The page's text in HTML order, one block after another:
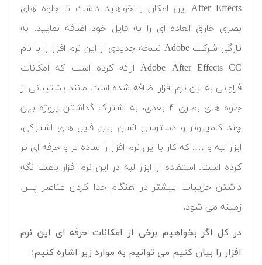
After Effects این امکان را خواهید داشت تا جلوه های
بصری خارق العاده ای را به فایل خود اضافه نمایید. به
تازگی شرکت Adobe نسخه جدیدی از این نرم افزار را با نام
Adobe After Effects CC ارائه کرده است که امکانات
فراوانی به این نرم افزار اضافه شده است مانند پشتیبانی از
جلوه های بصری ۴ بعدی، به اشتراک گذاشتن پروژه بین
چند کامپیوتر و دسترسی آسان بین فایل های اشتراکی،
ابزار لبه و …. که کار با این نرم افزار را ساده تر و حرفه ای تر
کرده است. استفاده از ابزار لبه در این نرم افزار باعث نگه
داشتن جزییات بیشتر در هنگام جدا کردن عناصر پس
زمینه می شود.
در کل اگر بخواهیم برخی از امکانات حرفه ای این نرم
افزار را بیان کنیم می توانیم به موارد زیر اشاره کنیم: